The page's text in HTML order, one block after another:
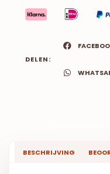
DELEN:
BESCHRIJVING